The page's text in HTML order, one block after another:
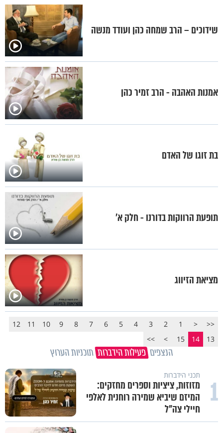
שידוכים – הרב שמחה כהן ועודד מנשה
אמנות האהבה - הרב זמיר כהן
בת זוגו של האדם
תופעת הרווקות בדורנו - חלק א'
מציאת הזיווג
<<
<
1
2
3
4
5
6
7
8
9
10
11
12
13
14
15
>
>>
הנצפים פעילות הידברות תוכניות הערוץ
1 תכני הידברות
מזוזות, ציציות וספרים מחזקים:
המיזם שיביא שמירה רוחנית לאלפי
חיילי צה"ל